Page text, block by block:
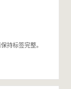
持标签完整。